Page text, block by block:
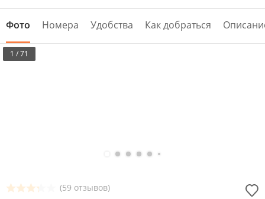
Фото Номера Удобства Как добраться
1 / 71
(59 отзывов)